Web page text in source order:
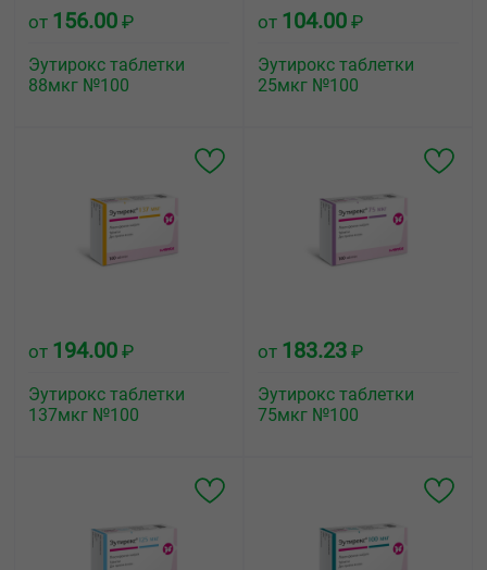
от 156.00 ₽
Эутирокс таблетки
88мкг №100
от 104.00 ₽
Эутирокс таблетки
25мкг №100
от 194.00 ₽
Эутирокс таблетки
137мкг №100
от 183.23 ₽
Эутирокс таблетки
75мкг №100